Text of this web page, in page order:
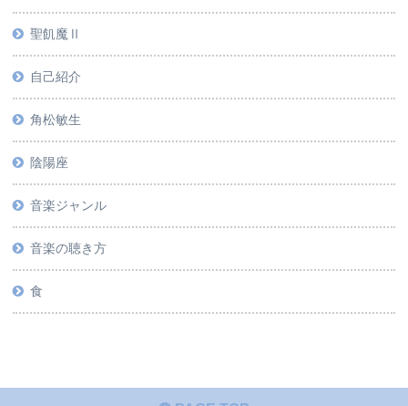
聖飢魔Ⅱ
自己紹介
角松敏生
陰陽座
音楽ジャンル
音楽の聴き方
食